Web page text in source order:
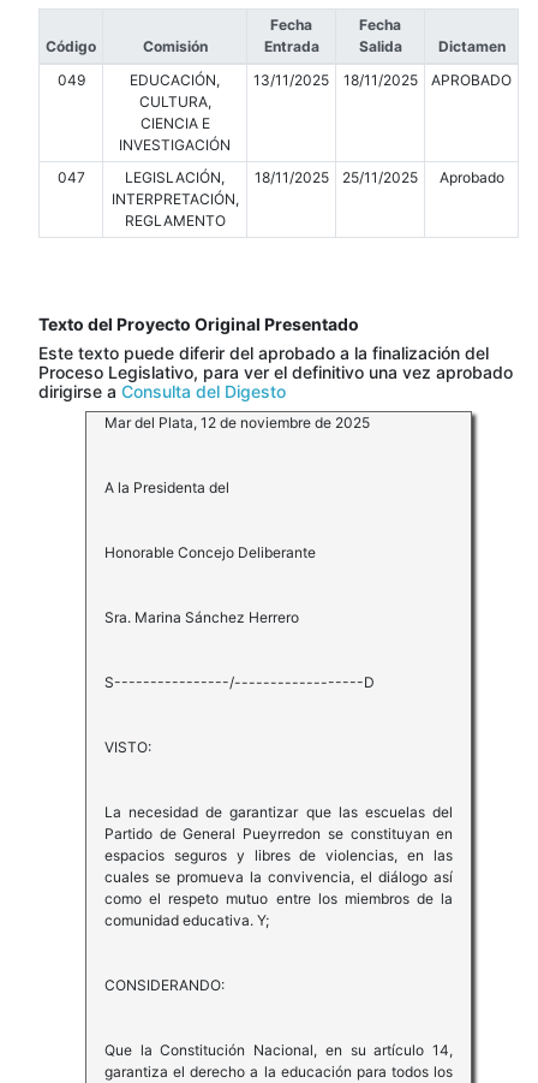
Código Comisión
Fecha
Entrada
Fecha
Salida
Dictamen
049
EDUCACIÓN,
CULTURA,
CIENCIA E
INVESTIGACIÓN
13/11/2025 18/11/2025 APROBADO
047
LEGISLACIÓN,
INTERPRETACIÓN,
REGLAMENTO
18/11/2025 25/11/2025 Aprobado
Texto del Proyecto Original Presentado
Este texto puede diferir del aprobado a la finalización del
Proceso Legislativo, para ver el definitivo una vez aprobado
dirigirse a Consulta del Digesto
Mar del Plata, 12 de noviembre de 2025
A la Presidenta del
Honorable Concejo Deliberante
Sra. Marina Sánchez Herrero
S----------------/------------------D
VISTO:
La necesidad de garantizar que las escuelas del
Partido de General Pueyrredon se constituyan en
espacios seguros y libres de violencias, en las
cuales se promueva la convivencia, el diálogo así
como el respeto mutuo entre los miembros de la
comunidad educativa. Y;
CONSIDERANDO:
Que la Constitución Nacional, en su artículo 14,
garantiza el derecho a la educación para todos los